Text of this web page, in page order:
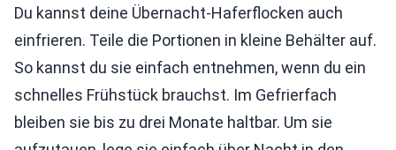
Du kannst deine Übernacht-Haferflocken auch
einfrieren. Teile die Portionen in kleine Behälter auf.
So kannst du sie einfach entnehmen, wenn du ein
schnelles Frühstück brauchst. Im Gefrierfach
bleiben sie bis zu drei Monate haltbar. Um sie